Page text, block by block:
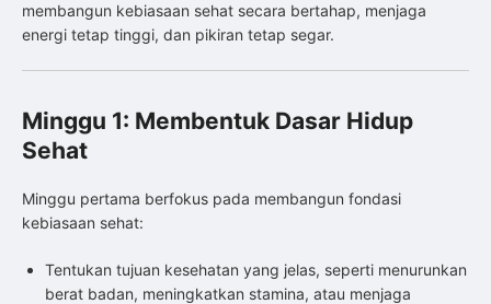
membangun kebiasaan sehat secara bertahap, menjaga
energi tetap tinggi, dan pikiran tetap segar.
Minggu 1: Membentuk Dasar Hidup
Sehat
Minggu pertama berfokus pada membangun fondasi
kebiasaan sehat:
Tentukan tujuan kesehatan yang jelas, seperti menurunkan
berat badan, meningkatkan stamina, atau menjaga